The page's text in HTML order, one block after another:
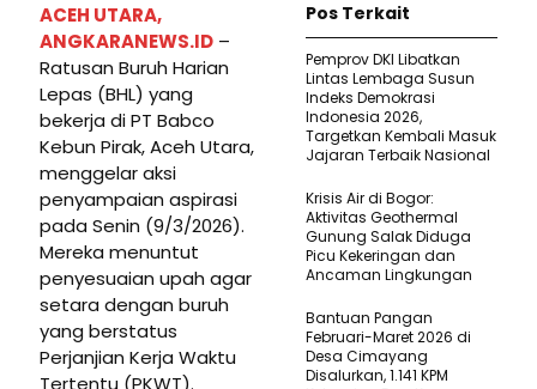
ACEH UTARA,
ANGKARANEWS.ID –
Ratusan Buruh Harian
Lepas (BHL) yang
bekerja di PT Babco
Kebun Pirak, Aceh Utara,
menggelar aksi
penyampaian aspirasi
pada Senin (9/3/2026).
Mereka menuntut
penyesuaian upah agar
setara dengan buruh
yang berstatus
Perjanjian Kerja Waktu
Pos Terkait
Pemprov DKI Libatkan
Lintas Lembaga Susun
Indeks Demokrasi
Indonesia 2026,
Targetkan Kembali Masuk
Jajaran Terbaik Nasional
Krisis Air di Bogor:
Aktivitas Geothermal
Gunung Salak Diduga
Picu Kekeringan dan
Ancaman Lingkungan
Bantuan Pangan
Februari-Maret 2026 di
Desa Cimayang
Disalurkan, 1.141 KPM